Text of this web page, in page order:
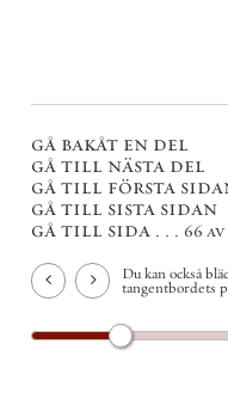
gå bakåt en del
gå till nästa del
gå till första
gå till sista sidan
gå till sida . . . 66 av
Du kan också
tangentbordets